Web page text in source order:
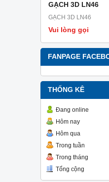
GẠCH 3D LN46
GẠCH 3D LN46
Vui lòng gọi
FANPAGE
THỐNG KÊ
Đang online
Hôm nay
Hôm qua
Trong tuần
Trong tháng
Tổng cộng